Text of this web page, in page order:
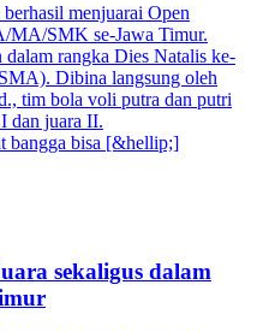
menjuarai Open
MA/SMK se-Jawa Timur.
dalam rangka Dies Natalis ke-
Dibina langsung oleh
tim bola voli putra dan putri
dan juara II.
bangga bisa [&hellip;]
sekaligus dalam